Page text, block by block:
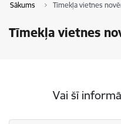
Sākums Tīmekļa vietnes
Tīmekļa vietnes
Vai šī